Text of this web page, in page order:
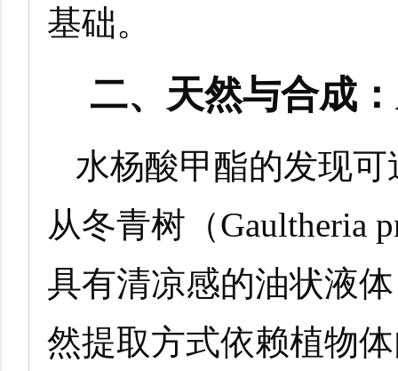
基础。
二、天然与合成
水杨酸甲酯的发现
从冬青树（Gaultheria
具有清凉感的油状液
然提取方式依赖植物